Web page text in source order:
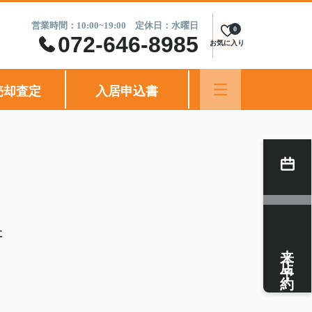
営業時間：10:00~19:00 定休日：水曜日
072-646-8985 お気に入り
0
却査定 入居申込書
来店予約